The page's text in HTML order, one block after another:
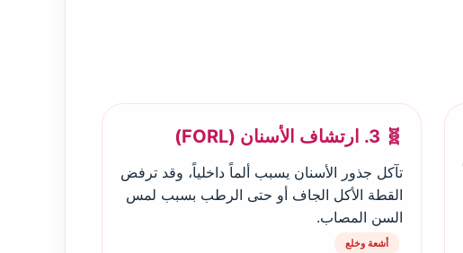
🧬 3. ارتشاف الأسنان (FORL)
تآكل جذور الأسنان يسبب ألماً داخلياً، وقد ترفض
القطة الأكل الجاف أو حتى الرطب بسبب لمس
السن المصاب.
أشعة وخلع